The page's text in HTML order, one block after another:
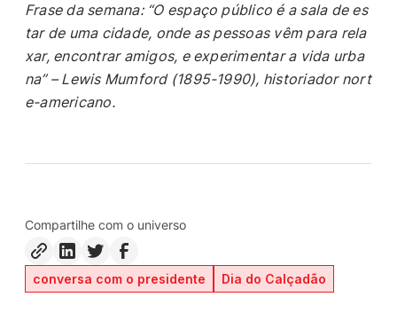
Frase da semana: “O espaço público é a sala de es
tar de uma cidade, onde as pessoas vêm para rela
xar, encontrar amigos, e experimentar a vida urba
na” – Lewis Mumford (1895-1990), historiador nort
e-americano.
Compartilhe com o universo
conversa com o presidente Dia do Calçadão